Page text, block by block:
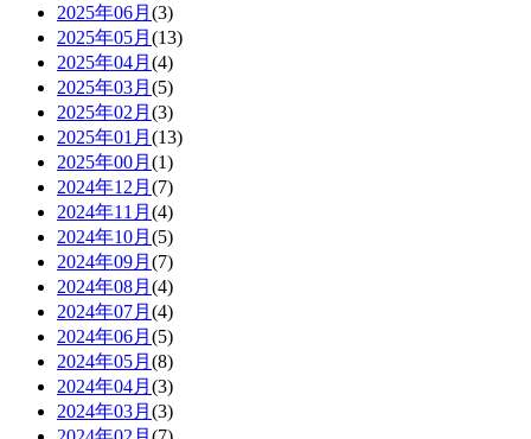
2025年06月 (3)
2025年05月 (13)
2025年04月 (4)
2025年03月 (5)
2025年02月 (3)
2025年01月 (13)
2025年00月 (1)
2024年12月 (7)
2024年11月 (4)
2024年10月 (5)
2024年09月 (7)
2024年08月 (4)
2024年07月 (4)
2024年06月 (5)
2024年05月 (8)
2024年04月 (3)
2024年03月 (3)